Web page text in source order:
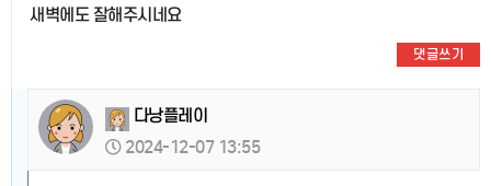
새벽에도 잘해주시네요
댓글쓰기
다낭플레이
2024-12-07 13:55